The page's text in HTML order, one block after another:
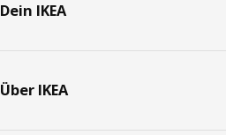
Dein IKEA
Über IKEA